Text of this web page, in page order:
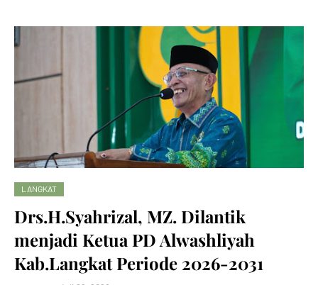
LANGKAT
Drs.H.Syahrizal, MZ. Dilantik
menjadi Ketua PD Alwashliyah
Kab.Langkat Periode 2026-2031